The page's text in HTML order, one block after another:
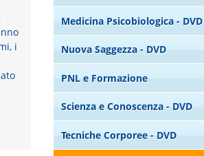
i
Medicina Psicobiologica - DVD
Nuova Saggezza - DVD
PNL e Formazione
Scienza e Conoscenza - DVD
Tecniche Corporee - DVD